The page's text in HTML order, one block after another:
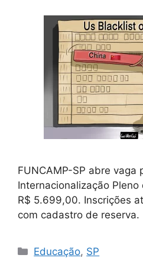
FUNCAMP-SP abre vaga
Internacionalização
R$ 5.699,00. Inscrições
com cadastro de reserva.
Categorias
Educação, SP